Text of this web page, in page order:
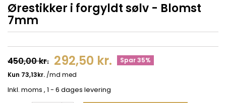
Ørestikker i forgyldt sølv - Blomst
7mm
450,00 kr. 292,50 kr. Spar 35%
Inkl. moms , 1 - 6 dages levering